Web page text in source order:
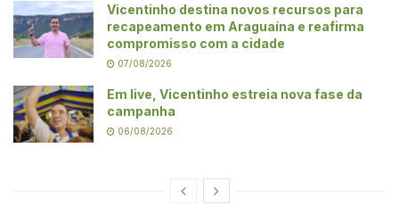
Vicentinho destina novos recursos para
recapeamento em Araguaína e reafirma
compromisso com a cidade
07/08/2026
Em live, Vicentinho estreia nova fase da
campanha
06/08/2026